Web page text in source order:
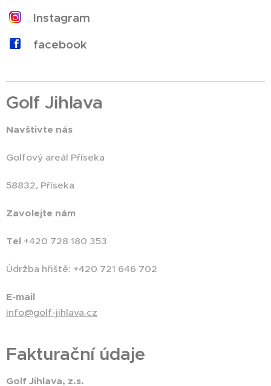
Instagram
facebook
Golf Jihlava
Navštivte nás
Golfový areál Příseka
58832, Příseka
Zavolejte nám
Tel +420 728 180 353
Údržba hřiště: +420 721 646 702
E-mail
info@golf-jihlava.cz
Fakturační údaje
Golf Jihlava, z.s.